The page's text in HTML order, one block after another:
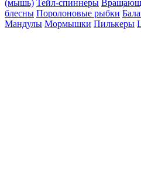
(мышь) Тейл-спиннеры
блесны Поролоновые рыбки
Мандулы Мормышки Пилькеры